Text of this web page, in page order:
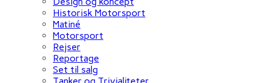
Historisk Motorsport
Matiné
Motorsport
Rejser
Reportage
Set til salg